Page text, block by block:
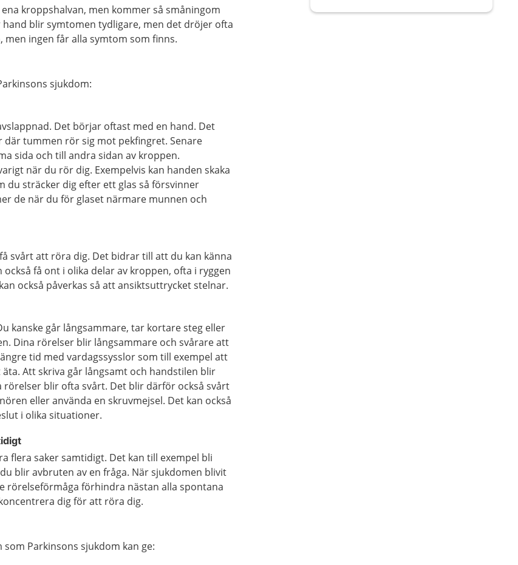
kroppshalvan, men kommer så småningom
hand blir symtomen tydligare, men det dröjer ofta
men ingen får alla symtom som finns.
sjukdom:
Det börjar oftast med en hand. Det
där tummen rör sig mot pekfingret. Senare
sida och till andra sidan av kroppen.
när du rör dig. Exempelvis kan handen skaka
du sträcker dig efter ett glas så försvinner
de när du för glaset närmare munnen och
svårt att röra dig. Det bidrar till att du kan känna
få ont i olika delar av kroppen, ofta i ryggen
också påverkas så att ansiktsuttrycket stelnar.
kanske går långsammare, tar kortare steg eller
Dina rörelser blir långsammare och svårare att
tid med vardagssysslor som till exempel att
Att skriva går långsamt och handstilen blir
rörelser blir ofta svårt. Det blir därför också svårt
eller använda en skruvmejsel. Det kan också
i olika situationer.
flera saker samtidigt. Det kan till exempel bli
blir avbruten av en fråga. När sjukdomen blivit
rörelseförmåga förhindra nästan alla spontana
dig för att röra dig.
Parkinsons sjukdom kan ge: